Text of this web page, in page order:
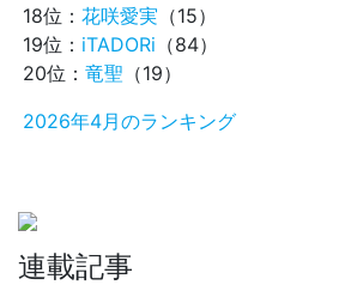
18位： 花咲愛実 （15）
19位： iTADORi （84）
20位： 竜聖 （19）
2026年4月のランキング
連載記事